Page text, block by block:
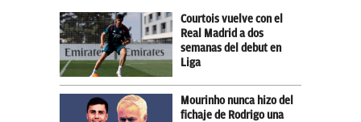
Courtois vuelve con el
Real Madrid a dos
semanas del debut en
Liga
Mourinho nunca hizo del
fichaje de Rodrigo una